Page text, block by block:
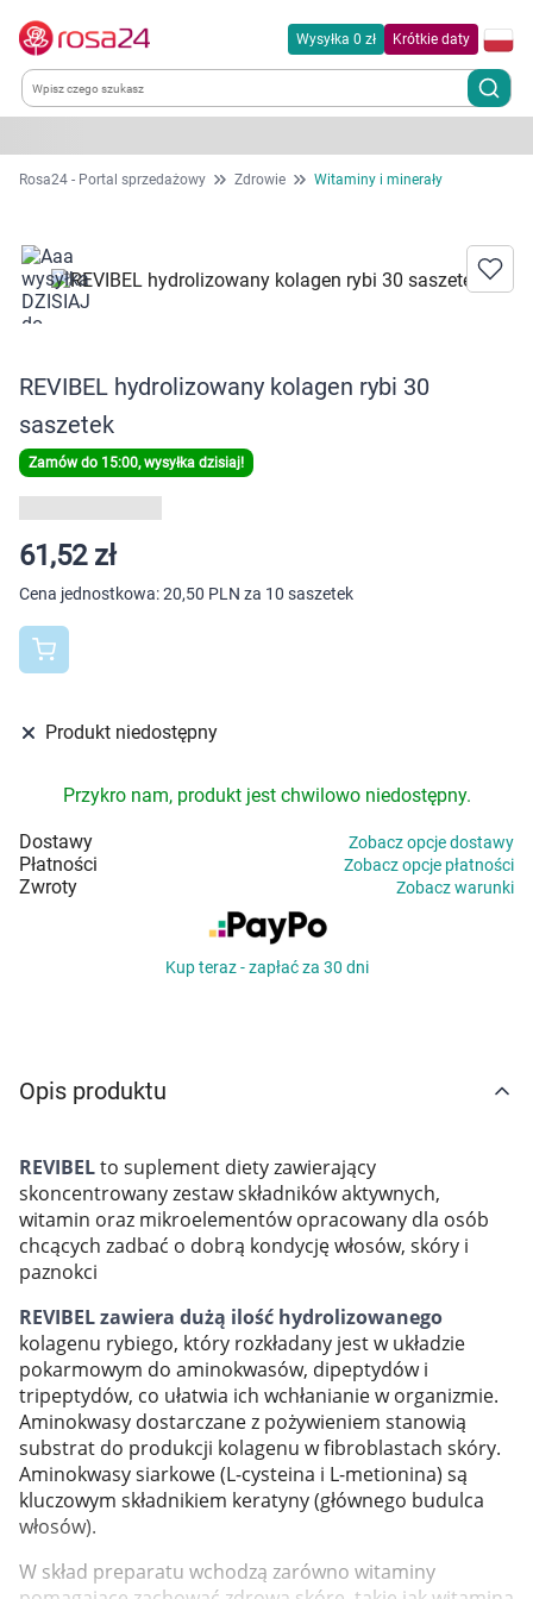
Korzystamy z plików cookies w celu
Wysyłka 0 zł Krótkie daty
Kategorie
Dla zwierząt
Zdrowie
Kobieta w ciąży i mama
Higiena
Kosmetyki
Mężczyzna
Zdrowy styl życia
Zabawki
Marki
Rosa24 - Portal sprzedażowy Zdrowie Witaminy i minerały
REVIBEL hydrolizowany kolagen rybi 30
saszetek
Zamów do 15:00, wysyłka dzisiaj!
61,52 zł
Cena jednostkowa:20,50 PLN za 10 saszetek
Produkt niedostępny
Przykro nam, produkt jest chwilowo niedostępny.
Dostawy Zobacz opcje dostawy
Płatności Zobacz opcje płatności
Zwroty Zobacz warunki
Kup teraz - zapłać za 30 dni
Opis produktu
REVIBELto suplement diety zawierający
skoncentrowany zestaw składników aktywnych,
witamin oraz mikroelementów opracowany dla osób
chcących zadbać o dobrą kondycję włosów, skóry i
paznokci
REVIBEL zawiera dużą ilość hydrolizowanego
kolagenu rybiego, który rozkładany jest w układzie
pokarmowym do aminokwasów, dipeptydów i
tripeptydów, co ułatwia ich wchłanianie w organizmie.
Aminokwasy dostarczane z pożywieniem stanowią
substrat do produkcji kolagenu w fibroblastach skóry.
Aminokwasy siarkowe (L-cysteina i L-metionina) są
kluczowym składnikiem keratyny (głównego budulca
włosów).
W skład preparatu wchodzą zarówno witaminy